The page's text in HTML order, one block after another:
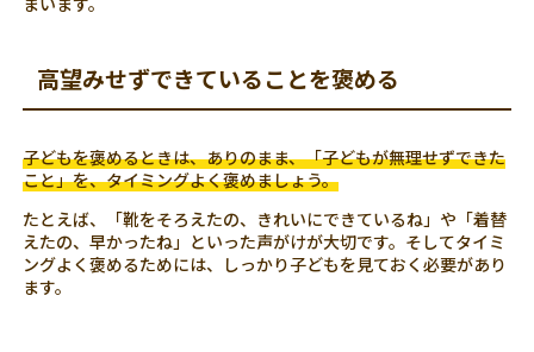
高望みせずできていることを褒める
子どもを褒めるときは、ありのまま、「子どもが無理せずできた
こと」を、タイミングよく褒めましょう。
たとえば、「靴をそろえたの、きれいにできているね」や「着替
えたの、早かったね」といった声がけが大切です。そしてタイミ
ングよく褒めるためには、しっかり子どもを見ておく必要があり
ます。